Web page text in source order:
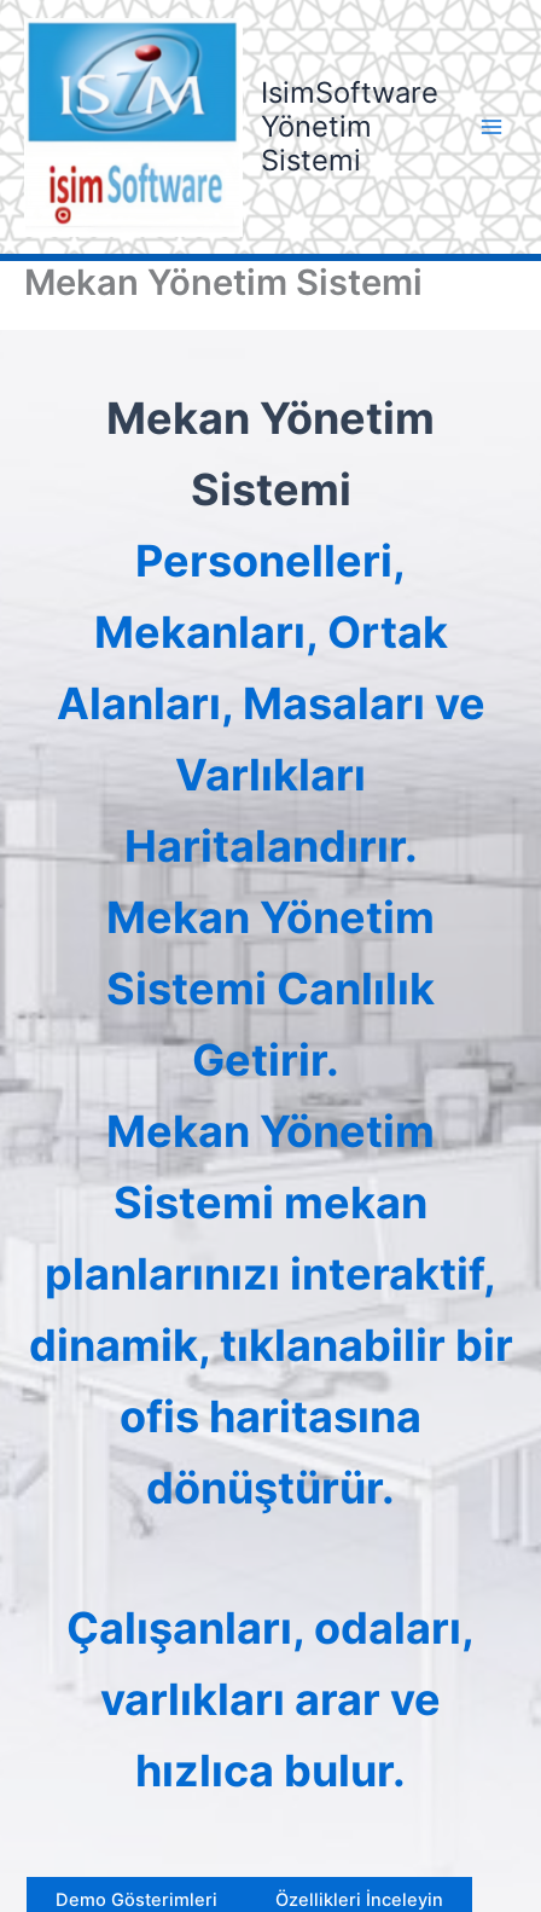
İçeriğe
atla
IsimSoftware
Yönetim
Sistemi
Mekan Yönetim Sistemi
Mekan Yönetim
Sistemi
Personelleri,
Mekanları, Ortak
Alanları, Masaları ve
Varlıkları
Haritalandırır.
Mekan Yönetim
Sistemi Canlılık
Getirir.
Mekan Yönetim
Sistemi mekan
planlarınızı interaktif,
dinamik, tıklanabilir bir
ofis haritasına
dönüştürür.
Çalışanları, odaları,
varlıkları arar ve
hızlıca bulur.
Demo Gösterimleri Özellikleri İnceleyin